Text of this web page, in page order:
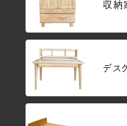
収納
デス